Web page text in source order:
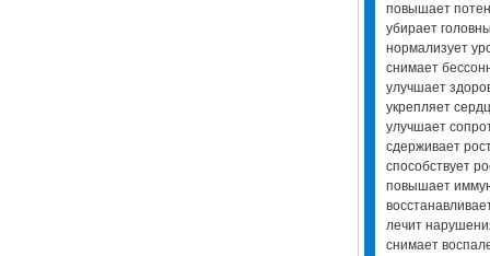
повышает
убирает
нормализует
снимает
улучшает
укрепляет
улучшает
сдерживает
способствует
повышает
лечит
снимает